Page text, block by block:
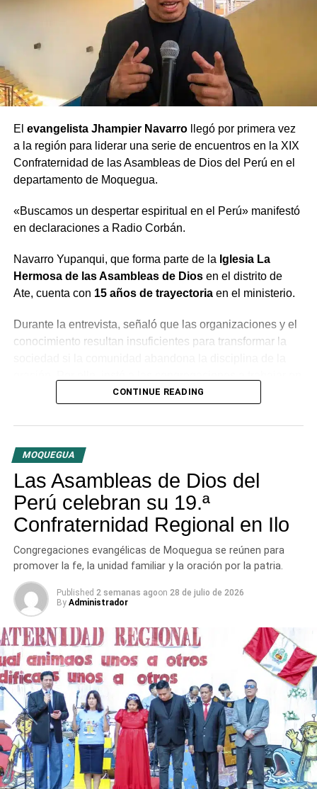
El evangelista Jhampier Navarrollegó por primera vez
a la región para liderar una serie de encuentros en la XIX
Confraternidad de las Asambleas de Dios del Perú en el
departamento de Moquegua.
«Buscamos un despertar espiritual en el Perú» manifestó
en declaraciones a Radio Corbán.
Navarro Yupanqui, que forma parte de la Iglesia La
Hermosa de las Asambleas de Diosen el distrito de
Ate, cuenta con 15 años de trayectoriaen el ministerio.
Durante la entrevista, señaló que las organizaciones y el
conocimiento resultan insuficientes para transformar la
conjunto bajo la guía del Espíritu Santo para generar un
las distintas congregaciones para impulsar la fe en las
tres provincias del departamento.
CONTINUE READING
MOQUEGUA
Las Asambleas de Dios del
Perú celebran su 19.ª
Confraternidad Regional en Ilo
Congregaciones evangélicas de Moquegua se reúnen para
promover la fe, la unidad familiar y la oración por la patria.
Published 2 semanas agoon 28 de julio de 2026
By Administrador